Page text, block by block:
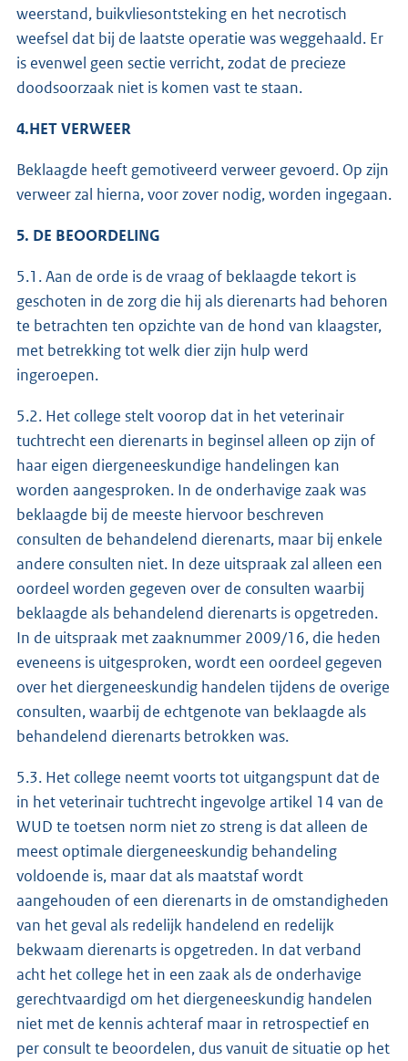
weerstand, buikvliesontsteking en het necrotisch
weefsel dat bij de laatste operatie was weggehaald. Er
is evenwel geen sectie verricht, zodat de precieze
doodsoorzaak niet is komen vast te staan.
4.HET VERWEER
Beklaagde heeft gemotiveerd verweer gevoerd. Op zijn
verweer zal hierna, voor zover nodig, worden ingegaan.
5. DE BEOORDELING
5.1. Aan de orde is de vraag of beklaagde tekort is
geschoten in de zorg die hij als dierenarts had behoren
te betrachten ten opzichte van de hond van klaagster,
met betrekking tot welk dier zijn hulp werd
ingeroepen.
5.2. Het college stelt voorop dat in het veterinair
tuchtrecht een dierenarts in beginsel alleen op zijn of
haar eigen diergeneeskundige handelingen kan
worden aangesproken. In de onderhavige zaak was
beklaagde bij de meeste hiervoor beschreven
consulten de behandelend dierenarts, maar bij enkele
andere consulten niet. In deze uitspraak zal alleen een
oordeel worden gegeven over de consulten waarbij
beklaagde als behandelend dierenarts is opgetreden.
In de uitspraak met zaaknummer 2009/16, die heden
eveneens is uitgesproken, wordt een oordeel gegeven
over het diergeneeskundig handelen tijdens de overige
consulten, waarbij de echtgenote van beklaagde als
behandelend dierenarts betrokken was.
5.3. Het college neemt voorts tot uitgangspunt dat de
in het veterinair tuchtrecht ingevolge artikel 14 van de
WUD te toetsen norm niet zo streng is dat alleen de
meest optimale diergeneeskundig behandeling
voldoende is, maar dat als maatstaf wordt
aangehouden of een dierenarts in de omstandigheden
van het geval als redelijk handelend en redelijk
bekwaam dierenarts is opgetreden. In dat verband
acht het college het in een zaak als de onderhavige
gerechtvaardigd om het diergeneeskundig handelen
niet met de kennis achteraf maar in retrospectief en
per consult te beoordelen, dus vanuit de situatie op het